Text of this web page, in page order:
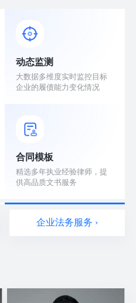
动态监测
大数据多维度实时监控目标
企业的履债能力变化情况
合同模板
精选多年执业经验律师，提
供高品质文书服务
企业法务服务 ›